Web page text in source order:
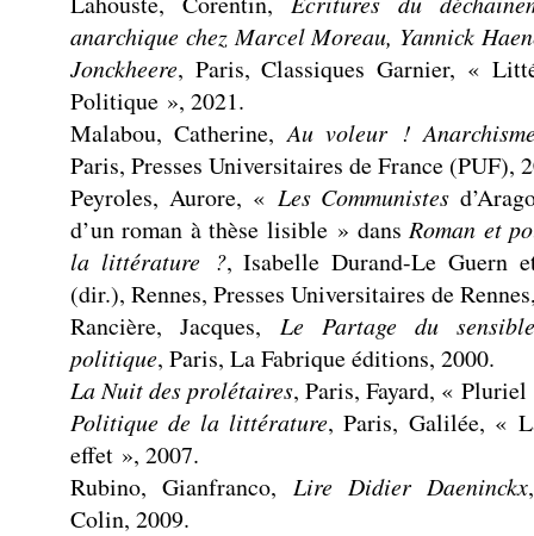
anarchique chez Marcel Moreau, Yannick
Jonckheere, Paris, Classiques Garnier, «
Politique », 2021.
Malabou, Catherine,Au voleur !
Paris, Presses Universitaires de France (PUF),
Peyroles, Aurore, « Les Communistes
d’un roman à thèse lisible » dansRoman et
la littérature ?, Isabelle Durand-Le Guern
(dir.), Rennes, Presses Universitaires de
Rancière, Jacques, Le Partage du
politique, Paris, La Fabrique éditions, 2000.
La Nuit des prolétaires, Paris, Fayard, «
Politique de la littérature, Paris, Galilée, «
effet », 2007.
Rubino, Gianfranco, Lire Didier Daeninckx
Colin, 2009.